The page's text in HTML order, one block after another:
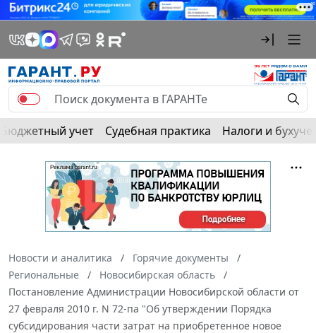
Бюджетный учет Судебная практика Налоги и
Новости и аналитика
Горячие документы
Региональные
Новосибирская область
Постановление Администрации Новосибирской области от
27 февраля 2010 г. N 72-па "Об утверждении Порядка
субсидирования части затрат на приобретенное новое